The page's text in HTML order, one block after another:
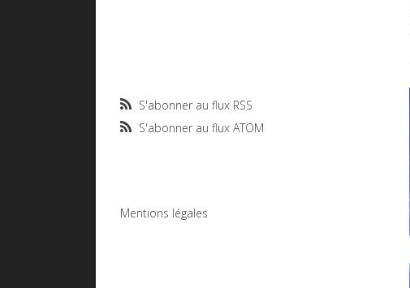
S'abonner au flux RSS
S'abonner au flux ATOM
Mentions légales